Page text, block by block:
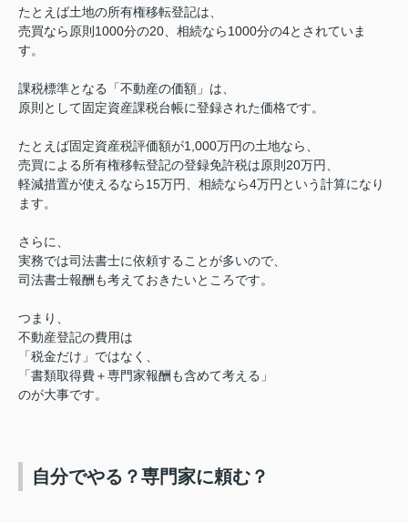
たとえば土地の所有権移転登記は、
売買なら原則1000分の20、相続なら1000分の4とされていま
す。
課税標準となる「不動産の価額」は、
原則として固定資産課税台帳に登録された価格です。
たとえば固定資産税評価額が1,000万円の土地なら、
売買による所有権移転登記の登録免許税は原則20万円、
軽減措置が使えるなら15万円、相続なら4万円という計算になり
ます。
さらに、
実務では司法書士に依頼することが多いので、
司法書士報酬も考えておきたいところです。
つまり、
不動産登記の費用は
「税金だけ」ではなく、
「書類取得費＋専門家報酬も含めて考える」
のが大事です。
自分でやる？専門家に頼む？